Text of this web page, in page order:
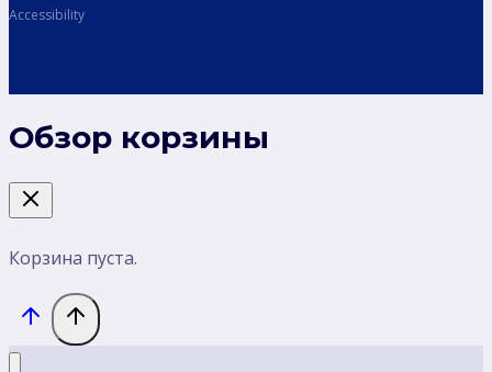
Accessibility
Обзор корзины
Корзина пуста.